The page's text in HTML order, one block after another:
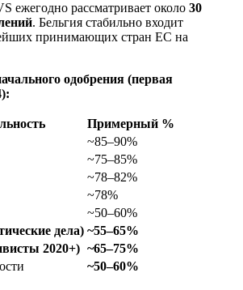
ежегодно рассматривает около 30
. Бельгия стабильно входит
принимающих стран ЕС на
одобрения (первая
Примерный %
~85–90%
~75–85%
~78–82%
~78%
~50–60%
дела) ~55–65%
2020+) ~65–75%
~50–60%